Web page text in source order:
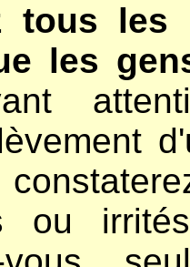
tous
les
ou